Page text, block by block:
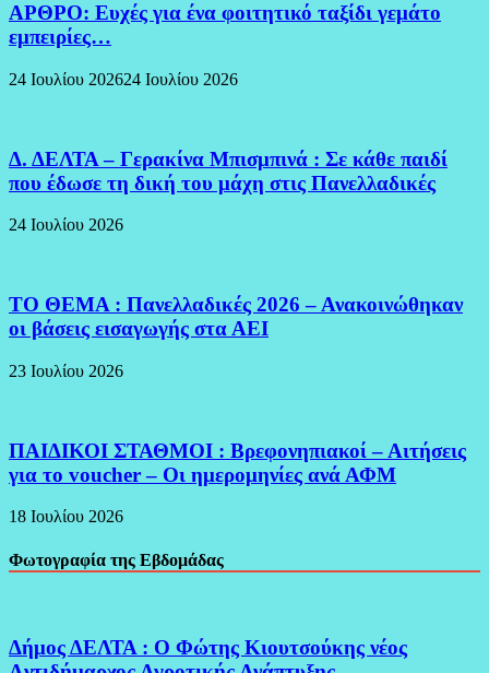
ΑΡΘΡΟ: Ευχές για ένα φοιτητικό ταξίδι γεμάτο
εμπειρίες…
24 Ιουλίου 202624 Ιουλίου 2026
Δ. ΔΕΛΤΑ – Γερακίνα Μπισμπινά : Σε κάθε παιδί
που έδωσε τη δική του μάχη στις Πανελλαδικές
24 Ιουλίου 2026
ΤΟ ΘΕΜΑ : Πανελλαδικές 2026 – Ανακοινώθηκαν
οι βάσεις εισαγωγής στα ΑΕΙ
23 Ιουλίου 2026
ΠΑΙΔΙΚΟΙ ΣΤΑΘΜΟΙ : Βρεφονηπιακοί – Αιτήσεις
για το voucher – Οι ημερομηνίες ανά ΑΦΜ
18 Ιουλίου 2026
Φωτογραφία της Εβδομάδας
Δήμος ΔΕΛΤΑ : Ο Φώτης Κιουτσούκης νέος